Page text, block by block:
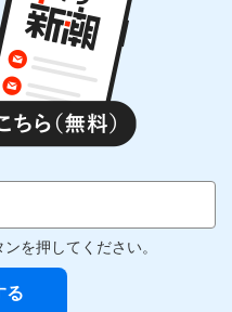
を押してください。